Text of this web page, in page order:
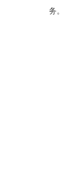
务。